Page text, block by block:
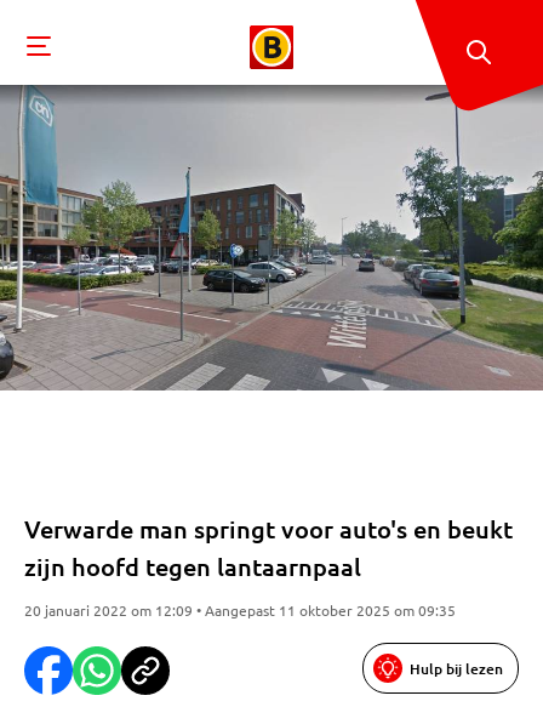
Verwarde man springt voor auto's en beukt
zijn hoofd tegen lantaarnpaal
20 januari 2022 om 12:09 • Aangepast 11 oktober 2025 om 09:35
Hulp bij lezen